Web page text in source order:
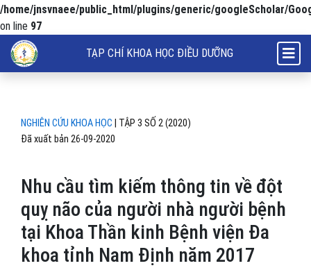
/home/jnsvnaee/public_html/plugins/generic/googleScholar/
on line 97
Nhu cầu tìm kiếm thông tin về đột quỵ não của người nhà người
TẠP CHÍ KHOA HỌC ĐIỀU DƯỠNG
NGHIÊN CỨU KHOA HỌC TẬP 3 SỐ 2 (2020)
Nhu cầu tìm kiếm thông tin về đột
quỵ não của người nhà người bệnh
tại Khoa Thần kinh Bệnh viện Đa
khoa tỉnh Nam Định năm 2017
Đã xuất bản 26-09-2020